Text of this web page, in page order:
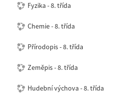
Fyzika - 8. třída
Chemie - 8. třída
Přírodopis - 8. třída
Zeměpis - 8. třída
Hudební výchova - 8. třída